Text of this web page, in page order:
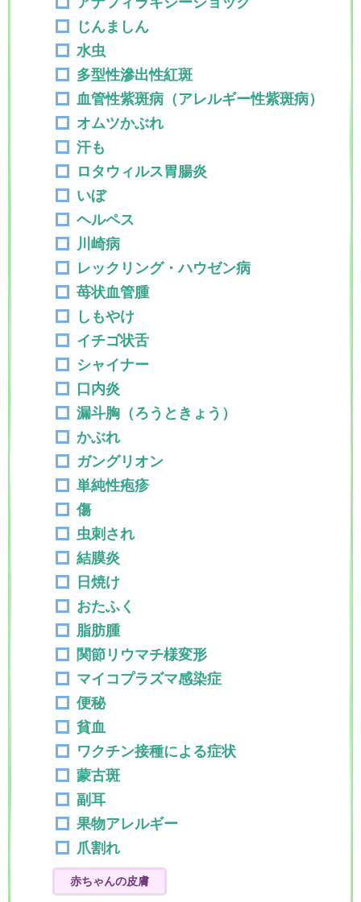
じんましん
水虫
多型性滲出性紅斑
血管性紫斑病（アレルギー性紫斑病）
オムツかぶれ
汗も
ロタウィルス胃腸炎
いぼ
ヘルペス
川崎病
レックリング・ハウゼン病
苺状血管腫
しもやけ
イチゴ状舌
シャイナー
口内炎
漏斗胸（ろうときょう）
かぶれ
ガングリオン
単純性疱疹
傷
虫刺され
結膜炎
日焼け
おたふく
脂肪腫
関節リウマチ様変形
マイコプラズマ感染症
便秘
貧血
ワクチン接種による症状
蒙古斑
副耳
果物アレルギー
爪割れ
赤ちゃんの皮膚